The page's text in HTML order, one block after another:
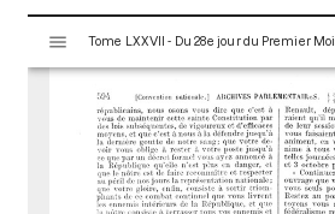
s